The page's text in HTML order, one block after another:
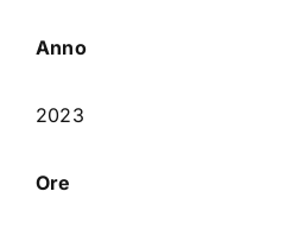
Anno
2023
Ore